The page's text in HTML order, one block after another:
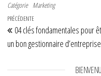
comptable et
entreprise
Catégorie Marketing
Navigation de
Article précédent
PRÉCÉDENTE
04 clés fondamentales pour
un bon gestionnaire d’entreprise